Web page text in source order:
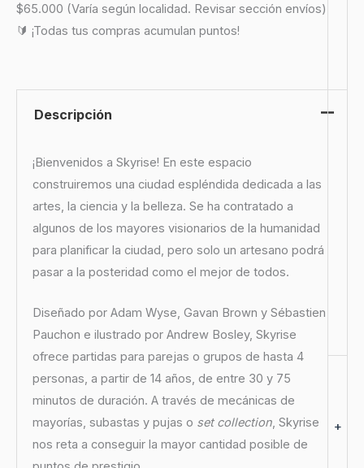
+
$65.000 (Varía según localidad. Revisar sección envíos)
🔰 ¡Todas tus compras acumulan puntos!
Descripción
¡Bienvenidos a Skyrise! En este espacio
construiremos una ciudad espléndida dedicada a las
artes, la ciencia y la belleza. Se ha contratado a
algunos de los mayores visionarios de la humanidad
para planificar la ciudad, pero solo un artesano podrá
pasar a la posteridad como el mejor de todos.
Diseñado por Adam Wyse, Gavan Brown y Sébastien
Pauchon e ilustrado por Andrew Bosley, Skyrise
ofrece partidas para parejas o grupos de hasta 4
personas, a partir de 14 años, de entre 30 y 75
minutos de duración. A través de mecánicas de
mayorías, subastas y pujas o set collection, Skyrise
nos reta a conseguir la mayor cantidad posible de